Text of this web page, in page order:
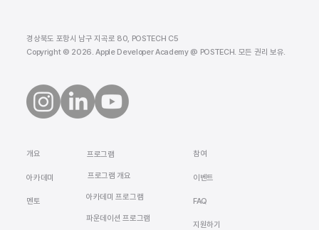
경상북도 포항시 남구 지곡로 80, POSTECH C5
Copyright © 2026. Apple Developer Academy @ POSTECH. 모든 권리 보유.
​개요
​아카데미
멘토
프로그램
프로그램 개요
아카데미 프로그램
​파운데이션 프로그램
참여
이벤트
FAQ
지원하기